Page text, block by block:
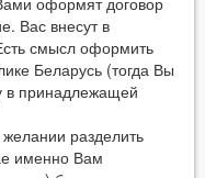
Вас внесут в
смысл оформить
Беларусь (тогда Вы
в принадлежащей
разделить
именно Вам